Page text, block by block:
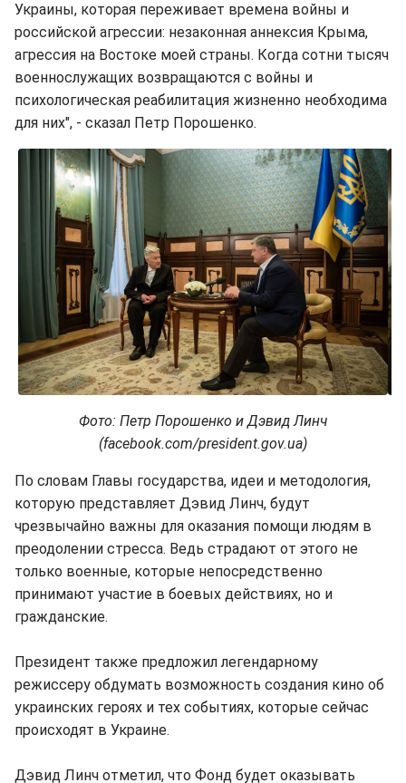
Украины, которая переживает времена войны и
российской агрессии: незаконная аннексия Крыма,
агрессия на Востоке моей страны. Когда сотни тысяч
военнослужащих возвращаются с войны и
психологическая реабилитация жизненно необходима
для них", - сказал Петр Порошенко.
Фото: Петр Порошенко и Дэвид Линч
(facebook.com/president.gov.ua)
По словам Главы государства, идеи и методология,
которую представляет Дэвид Линч, будут
чрезвычайно важны для оказания помощи людям в
преодолении стресса. Ведь страдают от этого не
только военные, которые непосредственно
принимают участие в боевых действиях, но и
гражданские.
Президент также предложил легендарному
режиссеру обдумать возможность создания кино об
украинских героях и тех событиях, которые сейчас
происходят в Украине.
Дэвид Линч отметил, что Фонд будет оказывать